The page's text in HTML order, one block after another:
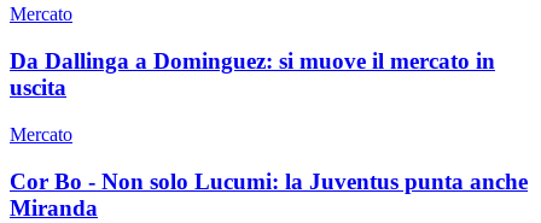
Mercato
Da Dallinga a Dominguez: si muove il mercato in
uscita
Mercato
Cor Bo - Non solo Lucumi: la Juventus punta anche
Miranda